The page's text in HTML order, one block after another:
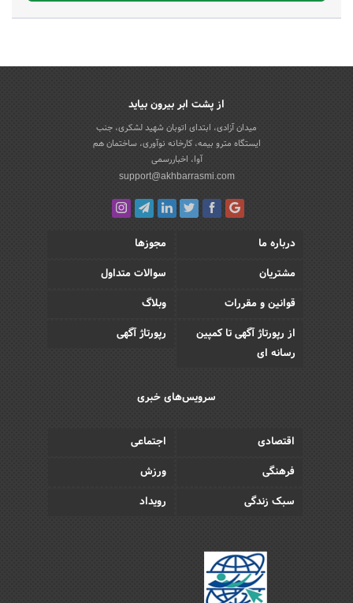
از پشت ابر بیرون بیاید
میدان آزادی، ابتدای اتوبان شهید لشکری، جنب
ایستگاه مترو بیمه، کارخانه نوآوری، ساختمان هم
آوا، اخباررسمی
support@akhbarrasmi.com
درباره ما
مجوزها
مشتریان
سوالات متداول
قوانین و مقررات
وبلاگ
از رپورتاژ آگهی تا کمپین
رسانه ای
رپورتاژ آگهی
سرویس‌های خبری
اقتصادی
اجتماعی
فرهنگی
ورزش
سبک زندگی
رویداد